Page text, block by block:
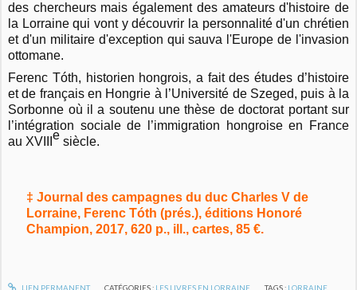
des chercheurs mais également des amateurs d'histoire de
la Lorraine qui vont y découvrir la personnalité d'un chrétien
et d'un militaire d'exception qui sauva l'Europe de l'invasion
ottomane.
Ferenc Tóth, historien hongrois, a fait des études d’histoire
et de français en Hongrie à l’Université de Szeged, puis à la
Sorbonne où il a soutenu une thèse de doctorat portant sur
l’intégration sociale de l’immigration hongroise en France
au XVIIIe siècle.
‡ Journal des campagnes du duc Charles V de
Lorraine, Ferenc Tóth (prés.), éditions Honoré
Champion, 2017, 620 p., ill., cartes, 85 €.
LIEN PERMANENT CATÉGORIES : LES LIVRES EN LORRAINE TAGS : LORRAINE